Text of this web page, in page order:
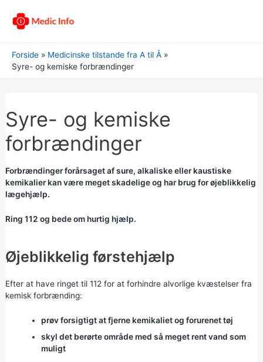
Forside
Medicinske tilstande fra A til Å
Syre- og kemiske forbrændinger
Syre- og kemiske
forbrændinger
Forbrændinger forårsaget af sure, alkaliske eller kaustiske
kemikalier kan være meget skadelige og har brug for øjeblikkelig
lægehjælp.
Ring 112 og bede om hurtig hjælp.
Øjeblikkelig førstehjælp
Efter at have ringet til 112 for at forhindre alvorlige kvæstelser fra
kemisk forbrænding:
prøv forsigtigt at fjerne kemikaliet og forurenet tøj
skyl det berørte område med så meget rent vand som
muligt